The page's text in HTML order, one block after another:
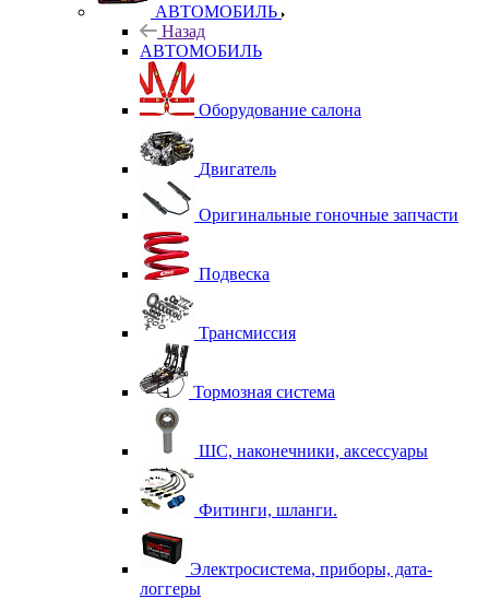
АВТОМОБИЛЬ
Назад
АВТОМОБИЛЬ
Оборудование салона
Двигатель
Оригинальные гоночные запчасти
Подвеска
Трансмиссия
Тормозная система
ШС, наконечники, аксессуары
Фитинги, шланги.
Электросистема, приборы, дата-
логгеры